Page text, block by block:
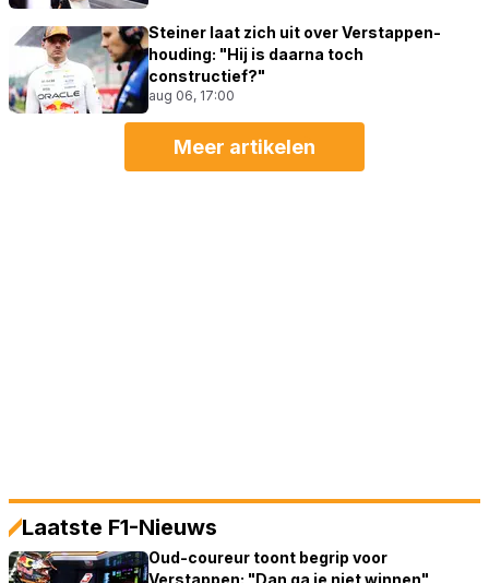
Steiner laat zich uit over Verstappen-
houding: "Hij is daarna toch
constructief?"
aug 06, 17:00
Meer artikelen
Laatste F1-Nieuws
Oud-coureur toont begrip voor
Verstappen: "Dan ga je niet winnen"